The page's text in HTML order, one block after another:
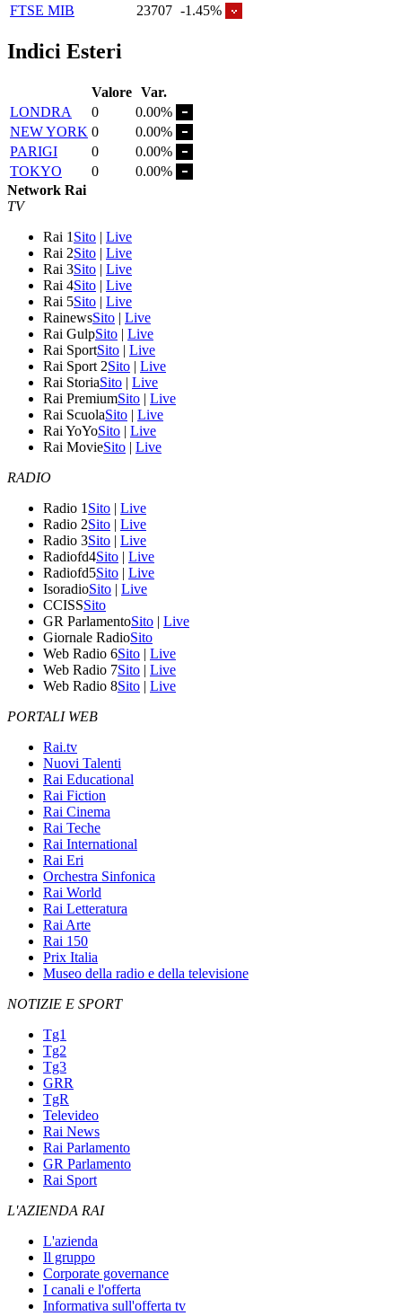
FTSE MIB
23707 -1.45%
Indici Esteri
Valore Var.
LONDRA
0
0.00%
NEW YORK 0
0.00%
PARIGI
0
0.00%
TOKYO
0
0.00%
Network Rai
TV
Rai 1 Sito | Live
Rai 2Sito | Live
Rai 3Sito | Live
Rai 4Sito | Live
Rai 5Sito | Live
RainewsSito | Live
Rai GulpSito | Live
Rai SportSito | Live
Rai Sport 2Sito | Live
Rai StoriaSito | Live
Rai PremiumSito | Live
Rai ScuolaSito | Live
Rai YoYoSito | Live
Rai MovieSito | Live
RADIO
Radio 1 Sito | Live
Radio 2Sito | Live
Radio 3Sito | Live
Radiofd4Sito | Live
Radiofd5Sito | Live
IsoradioSito | Live
CCISSSito
GR ParlamentoSito | Live
Giornale RadioSito
Web Radio 6Sito | Live
Web Radio 7Sito | Live
Web Radio 8Sito | Live
PORTALI WEB
Rai.tv
Nuovi Talenti
Rai Educational
Rai Fiction
Rai Cinema
Rai Teche
Rai International
Rai Eri
Orchestra Sinfonica
Rai World
Rai Letteratura
Rai Arte
Rai 150
Prix Italia
Museo della radio e della televisione
NOTIZIE E SPORT
Tg1
Tg2
Tg3
GRR
TgR
Televideo
Rai News
Rai Parlamento
GR Parlamento
Rai Sport
L'AZIENDA RAI
L'azienda
Il gruppo
Corporate governance
I canali e l'offerta
Informativa sull'offerta tv